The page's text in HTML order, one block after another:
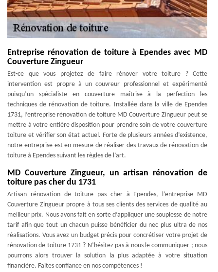
Entreprise rénovation de toiture à Ependes avec MD
Couverture Zingueur
Est-ce que vous projetez de faire rénover votre toiture ? Cette
intervention est propre à un couvreur professionnel et expérimenté
puisqu’un spécialiste en couverture maîtrise à la perfection les
techniques de rénovation de toiture. Installée dans la ville de Ependes
1731, l’entreprise rénovation de toiture MD Couverture Zingueur peut se
mettre à votre entière disposition pour prendre soin de votre couverture
toiture et vérifier son état actuel. Forte de plusieurs années d’existence,
notre entreprise est en mesure de réaliser des travaux de rénovation de
toiture à Ependes suivant les règles de l’art.
MD Couverture Zingueur, un artisan rénovation de
toiture pas cher du 1731
Artisan rénovation de toiture pas cher à Ependes, l’entreprise MD
Couverture Zingueur propre à tous ses clients des services de qualité au
meilleur prix. Nous avons fait en sorte d’appliquer une souplesse de notre
tarif afin que tout un chacun puisse bénéficier du nec plus ultra de nos
réalisations. Vous avez un budget précis pour concrétiser votre projet de
rénovation de toiture 1731 ? N’hésitez pas à nous le communiquer ; nous
pourrons alors trouver la solution la plus adaptée à votre situation
financière. Faites confiance en nos compétences !